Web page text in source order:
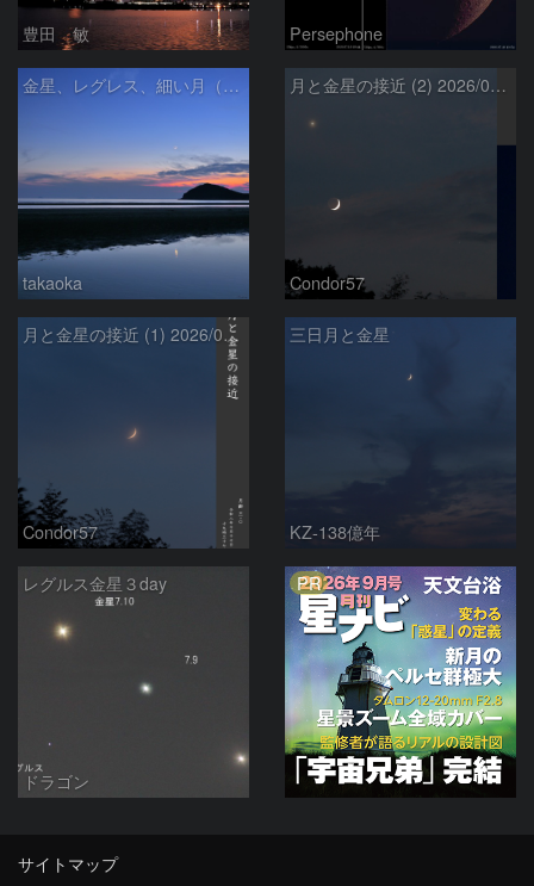
豊田 敏 Persephone
金星、レグレス、細い月（７月１６日）
takaoka
月と金星の接近 (2) 2026/07/17
Condor57
月と金星の接近 (1) 2026/07/17
Condor57
三日月と金星
KZ-138億年
レグルス金星３day
ドラゴン
PR
サイトマップ